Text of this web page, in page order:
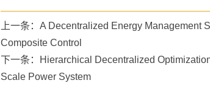
上一条：A Decentralized Energy
Composite Control
下一条：Hierarchical Decentralized
Scale Power System